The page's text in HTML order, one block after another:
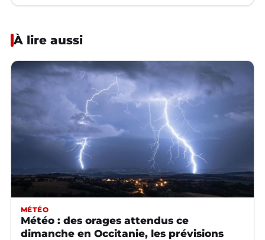
À lire aussi
MÉTÉO
Météo : des orages attendus ce
dimanche en Occitanie, les prévisions